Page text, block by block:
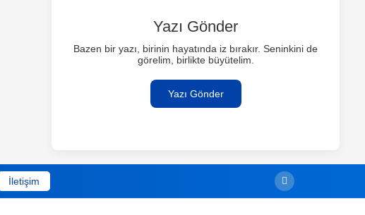
Yazı Gönder
Bazen bir yazı, birinin hayatında iz bırakır. Seninkini de
görelim, birlikte büyütelim.
Yazı Gönder
İletişim